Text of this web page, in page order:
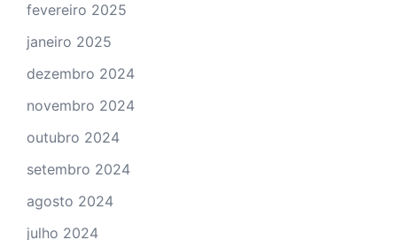
fevereiro 2025
janeiro 2025
dezembro 2024
novembro 2024
outubro 2024
setembro 2024
agosto 2024
julho 2024